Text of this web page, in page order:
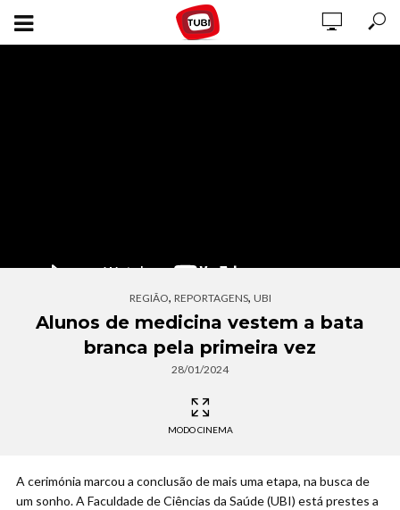
REGIÃO, REPORTAGENS, UBI
Alunos de medicina vestem a bata
branca pela primeira vez
28/01/2024
MODO CINEMA
A cerimónia marcou a conclusão de mais uma etapa, na busca de
um sonho. A Faculdade de Ciências da Saúde (UBI) está prestes a